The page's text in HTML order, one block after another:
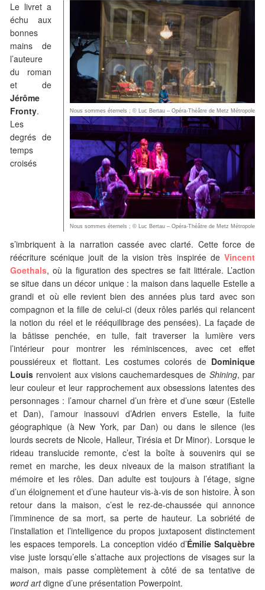
Nous sommes éternels ; © Luc Bertau – Opéra-Théâtre de Metz Métropole
Nous sommes éternels ; © Luc Bertau – Opéra-Théâtre de Metz Métropole
Le livret a
échu aux
bonnes
mains de
l’auteure
du roman
et de
Jérôme
Fronty.
Les
degrés de
temps
croisés
s’imbriquent à la narration cassée avec clarté. Cette force de
réécriture scénique jouit de la vision très inspirée de Vincent
Goethals, où la figuration des spectres se fait littérale. L’action
se situe dans un décor unique : la maison dans laquelle Estelle a
grandi et où elle revient bien des années plus tard avec son
compagnon et la fille de celui-ci (deux rôles parlés qui relancent
la notion du réel et le rééquilibrage des pensées). La façade de
la bâtisse penchée, en tulle, fait traverser la lumière vers
l’intérieur pour montrer les réminiscences, avec cet effet
poussiéreux et flottant. Les costumes colorés de Dominique
Louis renvoient aux visions cauchemardesques de Shining, par
leur couleur et leur rapprochement aux obsessions latentes des
personnages : l’amour charnel d’un frère et d’une sœur (Estelle
et Dan), l’amour inassouvi d’Adrien envers Estelle, la fuite
géographique (à New York, par Dan) ou dans le silence (les
lourds secrets de Nicole, Halleur, Tirésia et Dr Minor). Lorsque le
rideau translucide remonte, c’est la boîte à souvenirs qui se
remet en marche, les deux niveaux de la maison stratifiant la
mémoire et les rôles. Dan adulte est toujours à l’étage, signe
d’un éloignement et d’une hauteur vis-à-vis de son histoire. À son
retour dans la maison, c’est le rez-de-chaussée qui annonce
l’imminence de sa mort, sa perte de hauteur. La sobriété de
l’installation et l’intelligence du propos juxtaposent distinctement
les espaces temporels. La conception vidéo d’Émilie Salquèbre
vise juste lorsqu’elle s’attache aux projections de visages sur la
maison, mais passe complètement à côté de sa tentative de
word artdigne d’une présentation Powerpoint.